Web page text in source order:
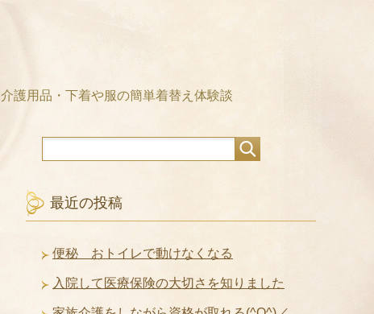
護用品・下着や服の簡単着替え体験談
最近の投稿
便秘 おトイレで動けなくなる
入院して医療保険の大切さを知りました